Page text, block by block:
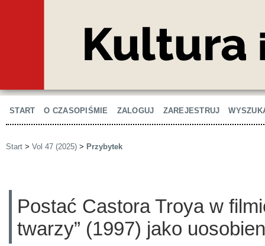
START O CZASOPIŚMIE ZALOGUJ ZAREJESTRUJ
Start > Vol 47 (2025) > Przybytek
Postać Castora Troya w
twarzy” (1997) jako